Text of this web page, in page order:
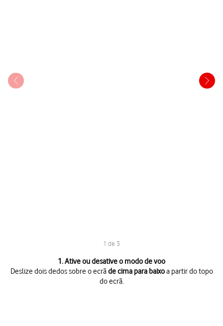
1 de 3
1. Ative ou desative o modo de voo
Deslize dois dedos sobre o ecrãde cima para baixoa partir do topo
do ecrã.